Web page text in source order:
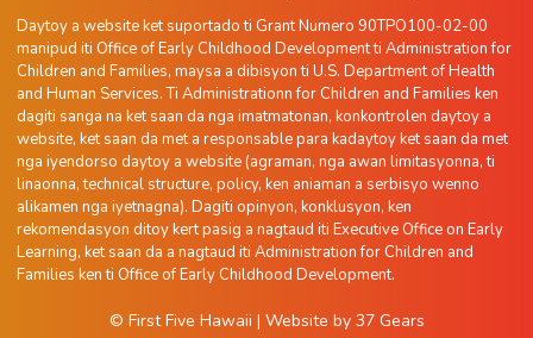
Daytoy a website ket suportado ti Grant Numero 90TPO100-02-00
manipud iti Office of Early Childhood Development ti Administration for
Children and Families, maysa a dibisyon ti U.S. Department of Health
and Human Services. Ti Administrationn for Children and Families ken
dagiti sanga na ket saan da nga imatmatonan, konkontrolen daytoy a
website, ket saan da met a responsable para kadaytoy ket saan da met
nga iyendorso daytoy a website (agraman, nga awan limitasyonna, ti
linaonna, technical structure, policy, ken aniaman a serbisyo wenno
alikamen nga iyetnagna). Dagiti opinyon, konklusyon, ken
rekomendasyon ditoy kert pasig a nagtaud iti Executive Office on Early
Learning, ket saan da a nagtaud iti Administration for Children and
Families ken ti Office of Early Childhood Development.
© First Five Hawaii | Website by 37 Gears